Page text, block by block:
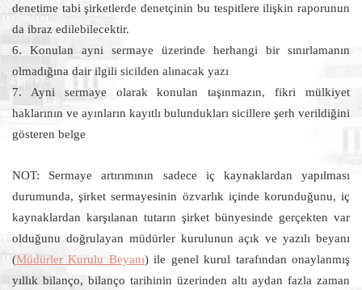
denetime tabi şirketlerde denetçinin bu tespitlere ilişkin raporunun
da ibraz edilebilecektir.
6. Konulan ayni sermaye üzerinde herhangi bir sınırlamanın
olmadığına dair ilgili sicilden alınacak yazı
7. Ayni sermaye olarak konulan taşınmazın, fikri mülkiyet
haklarının ve ayınların kayıtlı bulundukları sicillere şerh verildiğini
gösteren belge
NOT: Sermaye artırımının sadece iç kaynaklardan yapılması
durumunda, şirket sermayesinin özvarlık içinde korunduğunu, iç
kaynaklardan karşılanan tutarın şirket bünyesinde gerçekten var
olduğunu doğrulayan müdürler kurulunun açık ve yazılı beyanı
(Müdürler Kurulu Beyanı) ile genel kurul tarafından onaylanmış
yıllık bilanço, bilanço tarihinin üzerinden altı aydan fazla zaman